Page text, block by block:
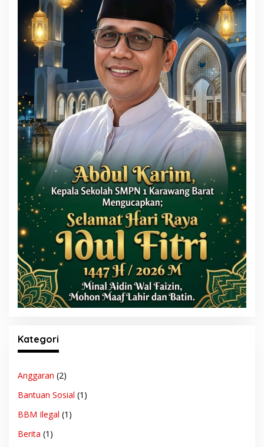
Kategori
Anggaran (2)
Bantuan Sosial (1)
BBM Ilegal (1)
Berita (1)